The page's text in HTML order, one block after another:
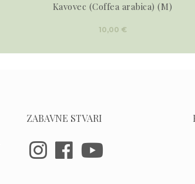
Kavovec (Coffea arabica) (M)
10,00 €
ZABAVNE STVARI